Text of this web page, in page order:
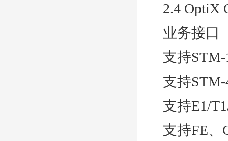
2.4 OptiX
业务接口
支持
支持
支持E1/
支持FE、